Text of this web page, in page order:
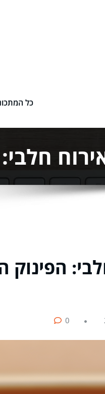
כל
0